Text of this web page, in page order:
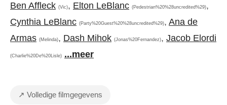
Ben Affleck (Vic), Elton LeBlanc (Pedestrian%20%28uncredited%29),
Cynthia LeBlanc (Party%20Guest%20%28uncredited%29), Ana de
Armas (Melinda), Dash Mihok (Jonas%20Fernandez), Jacob Elordi
(Charlie%20De%20Lisle) ...meer
↗ Volledige filmgegevens